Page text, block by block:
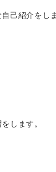
のように、「〜
形の文は、「今
己紹介をし
します。